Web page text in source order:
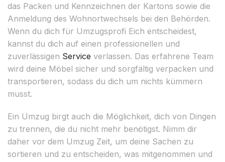
das Packen und Kennzeichnen der Kartons sowie die
Anmeldung des Wohnortwechsels bei den Behörden.
Wenn du dich für Umzugsprofi Eich entscheidest,
kannst du dich auf einen professionellen und
zuverlässigen Service verlassen. Das erfahrene Team
wird deine Möbel sicher und sorgfältig verpacken und
transportieren, sodass du dich um nichts kümmern
musst.
Ein Umzug birgt auch die Möglichkeit, dich von Dingen
zu trennen, die du nicht mehr benötigst. Nimm dir
daher vor dem Umzug Zeit, um deine Sachen zu
sortieren und zu entscheiden, was mitgenommen und